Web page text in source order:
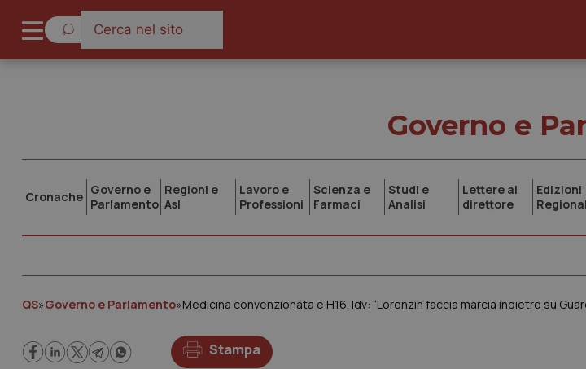
Governo e
Cronache Governo e
Parlamento
Regioni e
Asl
Lavoro e
Professioni
Scienza e
Farmaci
Studi e
Analisi
Lettere al
direttore
Edizioni
QS»Governo e Parlamento»Medicina convenzionata e H16. Idv: “Lorenzin faccia marcia indietro su
Stampa